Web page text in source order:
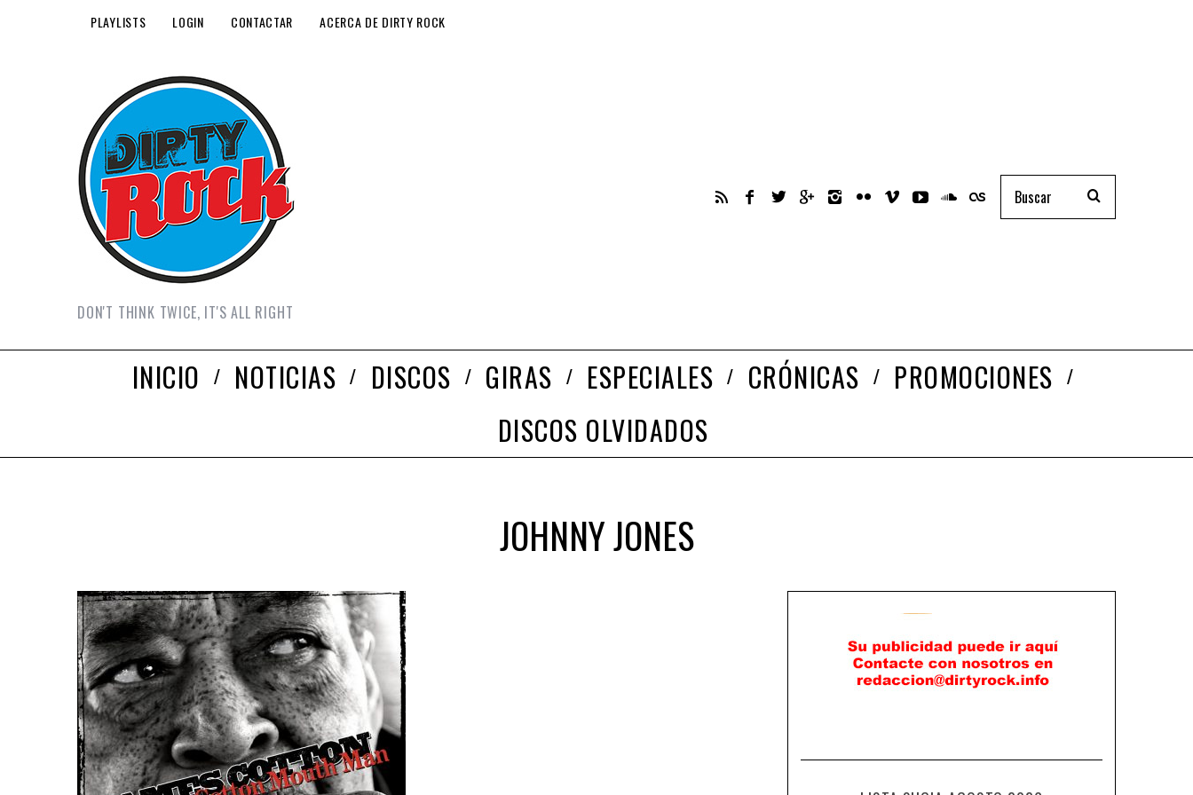
PLAYLISTS LOGIN CONTACTAR ACERCA DE DIRTY ROCK
DON'T THINK TWICE, IT'S ALL RIGHT
INICIO NOTICIAS DISCOS GIRAS ESPECIALES CRÓNICAS
PROMOCIONES
DISCOS OLVIDADOS
JOHNNY JONES